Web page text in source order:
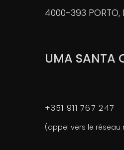
4000-393 PORTO,
UMA SANTA
+351 911 767 247
(appel vers le